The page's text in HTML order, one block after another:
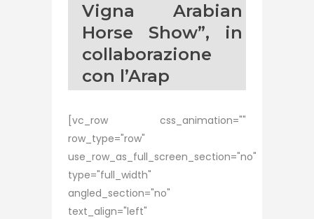
Vigna Arabian
Horse Show”, in
collaborazione
con l’Arap
[vc_row css_animation=""
row_type="row"
use_row_as_full_screen_section="no"
type="full_width"
angled_section="no"
text_align="left"